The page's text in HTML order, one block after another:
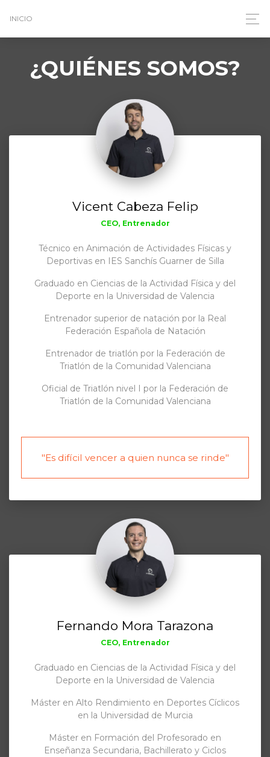
INICIO
¿QUIÉNES SOMOS?
Vicent Cabeza Felip
CEO, Entrenador
Técnico en Animación de Actividades Físicas y
Deportivas en IES Sanchís Guarner de Silla
Graduado en Ciencias de la Actividad Física y del
Deporte en la Universidad de Valencia
Entrenador superior de natación por la Real
Federación Española de Natación
Entrenador de triatlón por la Federación de
Triatlón de la Comunidad Valenciana
Oficial de Triatlón nivel I por la Federación de
Triatlón de la Comunidad Valenciana
"Es difícil vencer a quien nunca se rinde"
Fernando Mora Tarazona
CEO, Entrenador
Graduado en Ciencias de la Actividad Física y del
Deporte en la Universidad de Valencia
Máster en Alto Rendimiento en Deportes Cíclicos
en la Universidad de Murcia
Máster en Formación del Profesorado en
Enseñanza Secundaria, Bachillerato y Ciclos